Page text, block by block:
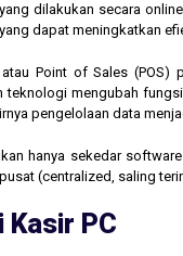
dilakukan secara
dapat meningkatkan
Point of Sales (POS)
teknologi mengubah
pengelolaan data
hanya sekedar
(centralized, saling
Kasir PC